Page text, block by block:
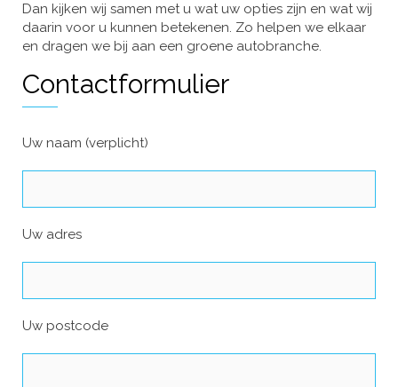
Dan kijken wij samen met u wat uw opties zijn en wat wij
daarin voor u kunnen betekenen. Zo helpen we elkaar
en dragen we bij aan een groene autobranche.
Contactformulier
Uw naam (verplicht)
Uw adres
Uw postcode